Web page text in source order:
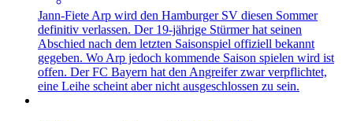
Jann-Fiete Arp wird den Hamburger SV diesen Sommer
definitiv verlassen. Der 19-jährige Stürmer hat seinen
Abschied nach dem letzten Saisonspiel offiziell bekannt
gegeben. Wo Arp jedoch kommende Saison spielen wird ist
offen. Der FC Bayern hat den Angreifer zwar verpflichtet,
eine Leihe scheint aber nicht ausgeschlossen zu sein.